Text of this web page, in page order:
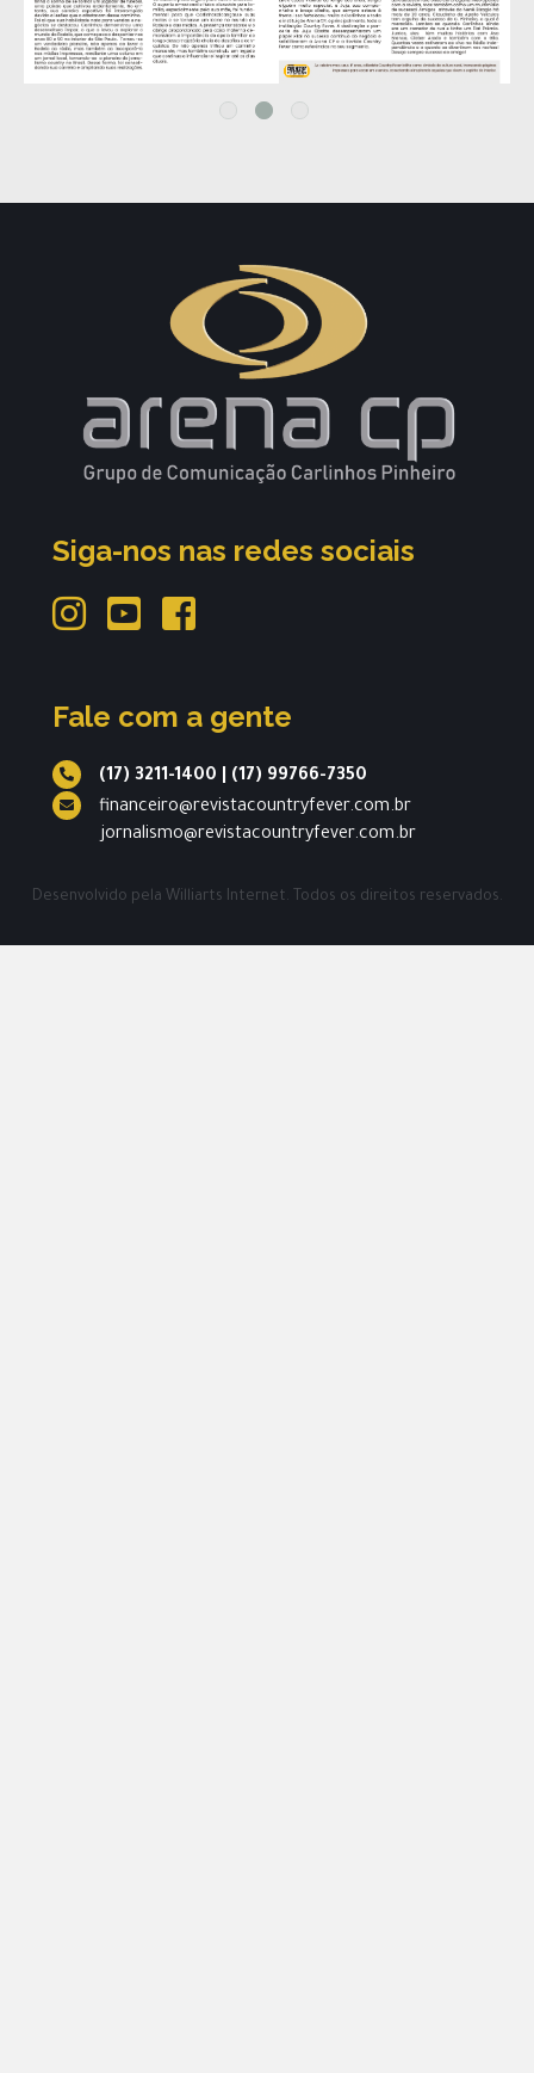
Siga-nos nas redes sociais
Fale com a gente
(17) 3211-1400
(17) 99766-7350
financeiro@revistacountryfever.com.br
jornalismo@revistacountryfever.com.br
Desenvolvido pela Williarts Internet. Todos os direitos reservados.